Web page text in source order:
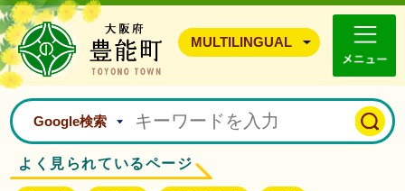
豊能町ホームページ
MULTILINGUAL
Google検索
よく見られているページ